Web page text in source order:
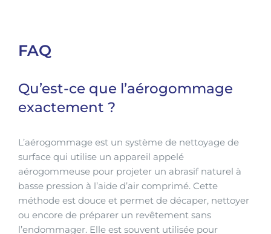
FAQ
Qu’est-ce que l’aérogommage
exactement ?
L’aérogommage est un système de nettoyage de
surface qui utilise un appareil appelé
aérogommeuse pour projeter un abrasif naturel à
basse pression à l’aide d’air comprimé. Cette
méthode est douce et permet de décaper, nettoyer
ou encore de préparer un revêtement sans
l’endommager. Elle est souvent utilisée pour